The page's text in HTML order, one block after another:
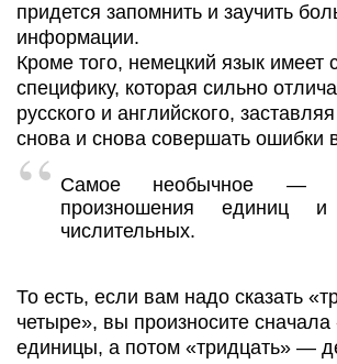
придется запомнить и заучить
информации.
Кроме того, немецкий язык имеет
специфику, которая сильно
русского и английского,
снова и снова совершать ошибки
Самое необычное —
произношения единиц
числительных.
То есть, если вам надо сказать
четыре», вы произносите
единицы, а потом «тридцать» —